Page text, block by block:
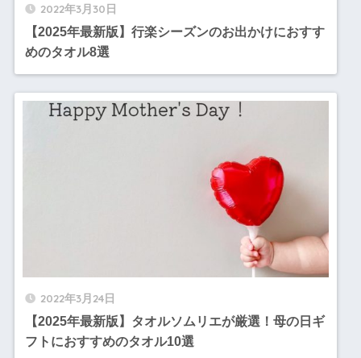
2022年3月30日
【2025年最新版】行楽シーズンのお出かけにおすす
めのタオル8選
2022年3月24日
【2025年最新版】タオルソムリエが厳選！母の日ギ
フトにおすすめのタオル10選